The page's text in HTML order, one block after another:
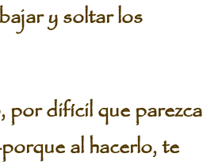
y soltar los
por difícil que parezca
al hacerlo, te